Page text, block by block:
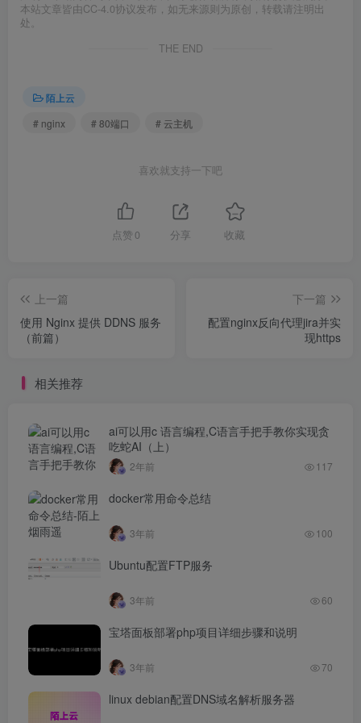
本站文章皆由CC-4.0协议发布，如无来源则为原创，转载请注明出
处。
THE END
陌上云
# nginx
# 80端口 # 云主机
喜欢就支持一下吧
点赞 0 分享 收藏
上一篇
使用 Nginx 提供 DDNS 服务
（前篇）
下一篇
配置nginx反向代理jira并实
现https
相关推荐
ai可以用c 语言编程,C语言手把手教你实现贪
吃蛇AI（上）
2年前 117
docker常用命令总结
3年前 100
Ubuntu配置FTP服务
3年前 60
宝塔面板部署php项目详细步骤和说明
3年前 70
linux debian配置DNS域名解析服务器